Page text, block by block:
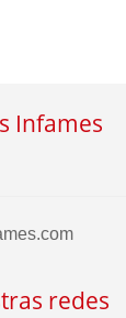
Infames
redes